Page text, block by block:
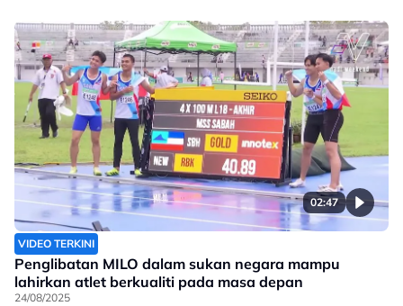
02:47
VIDEO TERKINI
Penglibatan MILO dalam sukan negara mampu
lahirkan atlet berkualiti pada masa depan
24/08/2025